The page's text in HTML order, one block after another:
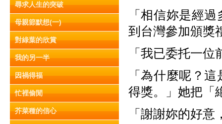
尋求人生的突破
母親節默想(一)
對綠葉的欣賞
我的另一半
因禍得福
忙裡偷閒
芥菜種的信心
「相信妳是經
到台灣參加頒獎
「我已委托一
「為什麼呢？
得獎。」她把「
「謝謝妳的好